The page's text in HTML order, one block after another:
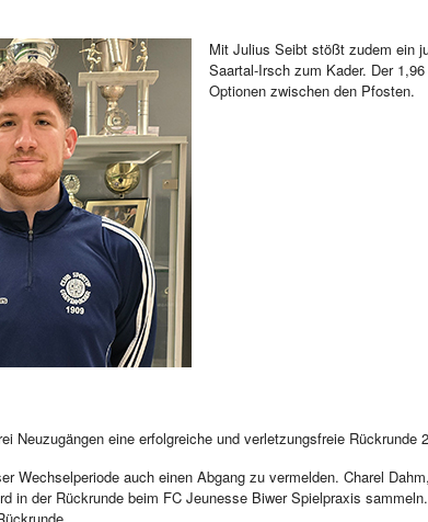
Mit Julius Seibt stößt zudem ein
Saartal-Irsch zum Kader. Der
Optionen zwischen den Pfosten.
Neuzugängen eine erfolgreiche und verletzungsfreie Rückrunde
Wechselperiode auch einen Abgang zu vermelden. Charel
in der Rückrunde beim FC Jeunesse Biwer Spielpraxis